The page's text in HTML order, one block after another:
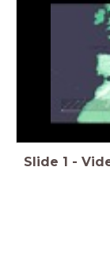
Slide 1 -